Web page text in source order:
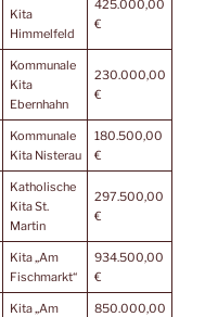
Kita
Himmelfeld
425.000,00
€
Kommunale
Kita
Ebernhahn
230.000,00
€
Kommunale
Kita Nisterau
180.500,00
€
Katholische
Kita St.
Martin
297.500,00
€
Kita „Am
Fischmarkt“
934.500,00
€
Kita „Am
850.000,00